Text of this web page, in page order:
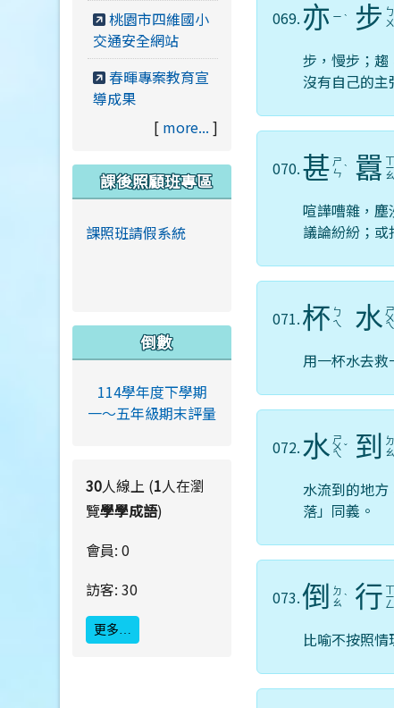
069. 亦 ㄧ ˋ 步 ㄅ
ㄨ
步，慢步；
沒有自己的主
070.甚 ㄕ
ㄣ ˋ 囂 ㄒ
ㄧ
ㄠ
喧譁嘈雜，塵
議論紛紛；或
071.杯 ㄅ
ㄟ
水 ㄕ
ㄨ
ㄟ
用一杯水去救
072.水 ㄕ
ㄨ
ㄟ
ˇ 到
ㄉ
ㄠ
水流到的地
落」同義。
073.倒
ㄉ
ㄠ ˋ 行 ㄒ
ㄧ
ㄥ
比喻不按照情
桃園市四維國小
交通安全網站
春暉專案教育宣
導成果
[ more... ]
課後照顧班專區
課照班請假系統
倒數
114學年度下學期
一～五年級期末評量
30人線上 (1人在瀏
覽學學成語)
會員: 0
訪客: 30
更多…